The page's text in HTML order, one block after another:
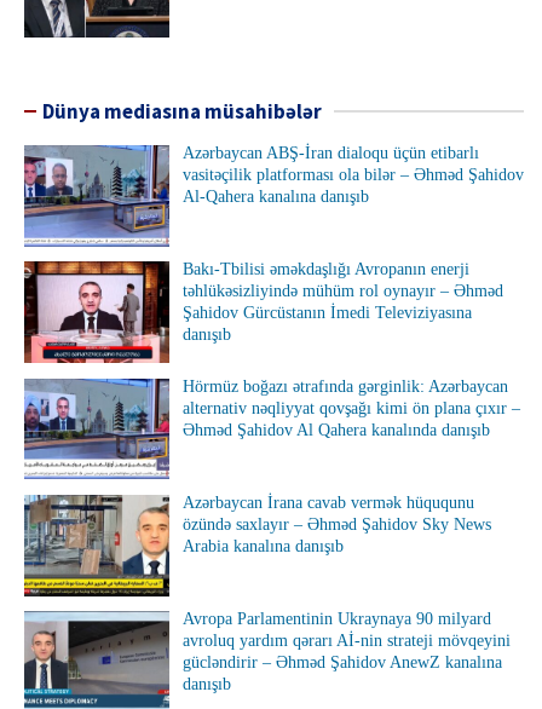
Dünya mediasına müsahibələr
Azərbaycan ABŞ-İran dialoqu üçün etibarlı
vasitəçilik platforması ola bilər – Əhməd Şahidov
Al-Qahera kanalına danışıb
Bakı-Tbilisi əməkdaşlığı Avropanın enerji
təhlükəsizliyində mühüm rol oynayır – Əhməd
Şahidov Gürcüstanın İmedi Televiziyasına
danışıb
Hörmüz boğazı ətrafında gərginlik: Azərbaycan
alternativ nəqliyyat qovşağı kimi ön plana çıxır –
Əhməd Şahidov Al Qahera kanalında danışıb
Azərbaycan İrana cavab vermək hüququnu
özündə saxlayır – Əhməd Şahidov Sky News
Arabia kanalına danışıb
Avropa Parlamentinin Ukraynaya 90 milyard
avroluq yardım qərarı Aİ-nin strateji mövqeyini
gücləndirir – Əhməd Şahidov AnewZ kanalına
danışıb